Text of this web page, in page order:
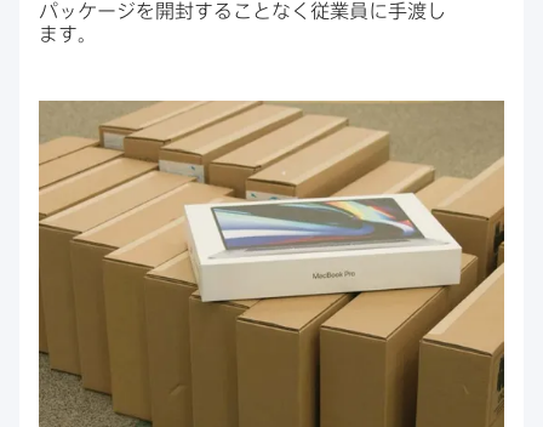
パッケージを​開封する​ことなく​従業員に​手渡し
ます。